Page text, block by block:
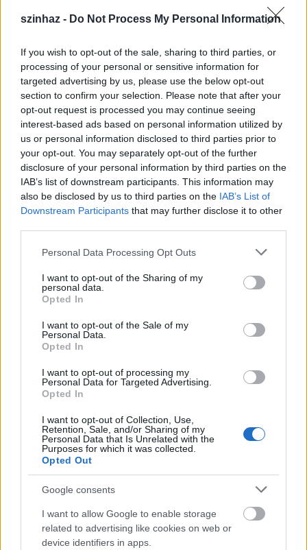
szinhaz - Do Not Process My Personal Information
If you wish to opt-out of the sale, sharing to third parties, or
processing of your personal or sensitive information for
targeted advertising by us, please use the below opt-out
section to confirm your selection. Please note that after your
opt-out request is processed you may continue seeing
interest-based ads based on personal information utilized by
us or personal information disclosed to third parties prior to
your opt-out. You may separately opt-out of the further
disclosure of your personal information by third parties on the
IAB’s list of downstream participants. This information may
also be disclosed by us to third parties on the IAB’s List of
Downstream Participants that may further disclose it to other
Please note that this website/app uses one or more Google
not limited to your visit or usage behaviour. You may click to
grant or deny consent to Google and its third-party tags to
use your data for below specified purposes in below Google
consent section.
Personal Data Processing Opt Outs
I want to opt-out of the Sharing of my
personal data.
Opted In
I want to opt-out of the Sale of my
Personal Data.
Opted In
I want to opt-out of processing my
Personal Data for Targeted Advertising.
Opted In
I want to opt-out of Collection, Use,
Retention, Sale, and/or Sharing of my
Personal Data that Is Unrelated with the
Purposes for which it was collected.
Opted Out
Google consents
I want to allow Google to enable storage
related to advertising like cookies on web or
device identifiers in apps.
2006. október 28. - 21 óra
A társulat október 19-én 6.30-kor indul Szarajevóba
a Miskolci Nemzeti Színház parkolójából, és 31-én
érkezik vissza.
Jelenet az
előadásból
Agyő Európa, Európa agyő
AGYŐ EURÓPA, EURÓPA AGYŐ
fantázia egy részben
Szereplők:
Bősze György
Fandl Ferenc
Homonai István
Hunyadkürti István
Kerekes Valéria
Máhr Ági Jászai-díjas
Müller Júlia
Szirbik Bernadett
Varga Klári
valamint a Miskolci Nemzeti Színház zenekarából
alakult